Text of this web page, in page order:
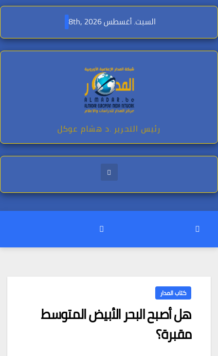
Skip
content
السبت. أغسطس 8th, 2026
رئيس التحرير .د هشام عوكل
كتاب المدار
هل أصبح البحر الأبيض المتوسط
مقبرة؟